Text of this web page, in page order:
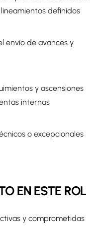
definidos
envío de avances y
y ascensiones
internas
o excepcionales
EN ESTE ROL
y comprometidas